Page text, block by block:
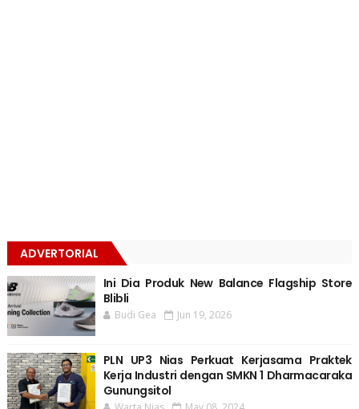
ADVERTORIAL
Ini Dia Produk New Balance Flagship Store
Blibli
Budi Gea Jun 19, 2026
PLN UP3 Nias Perkuat Kerjasama Praktek
Kerja Industri dengan SMKN 1 Dharmacaraka
Gunungsitol